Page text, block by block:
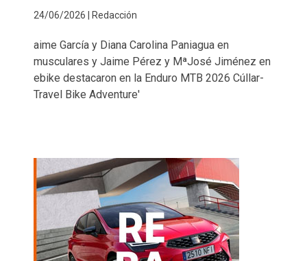
24/06/2026 | Redacción
aime García y Diana Carolina Paniagua en
musculares y Jaime Pérez y MªJosé Jiménez en
ebike destacaron en la Enduro MTB 2026 Cúllar-
Travel Bike Adventure'